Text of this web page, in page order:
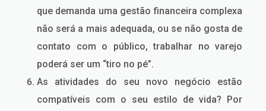
que demanda uma gestão financeira complexa
não será a mais adequada, ou se não gosta de
contato com o público, trabalhar no varejo
poderá ser um “tiro no pé”.
As atividades do seu novo negócio estão
compatíveis com o seu estilo de vida? Por